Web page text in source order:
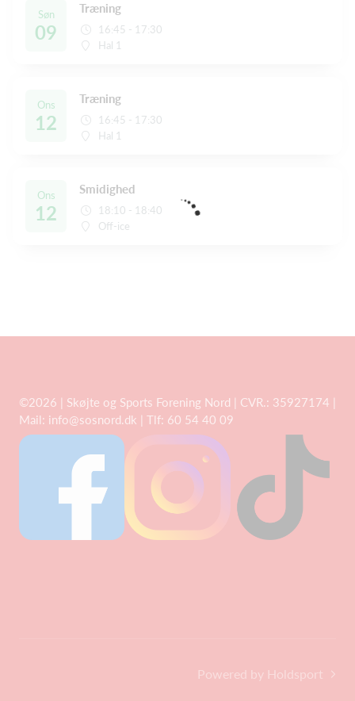
Søn
09
Træning
16:45 - 17:30
Hal 1
Ons
12
Træning
16:45 - 17:30
Hal 1
Ons
12
Smidighed
18:10 - 18:40
Off-ice
©2026 | Skøjte og Sports Forening Nord | CVR.: 35927174 |
Mail: info@sosnord.dk | Tlf: 60 54 40 09
Powered by Holdsport